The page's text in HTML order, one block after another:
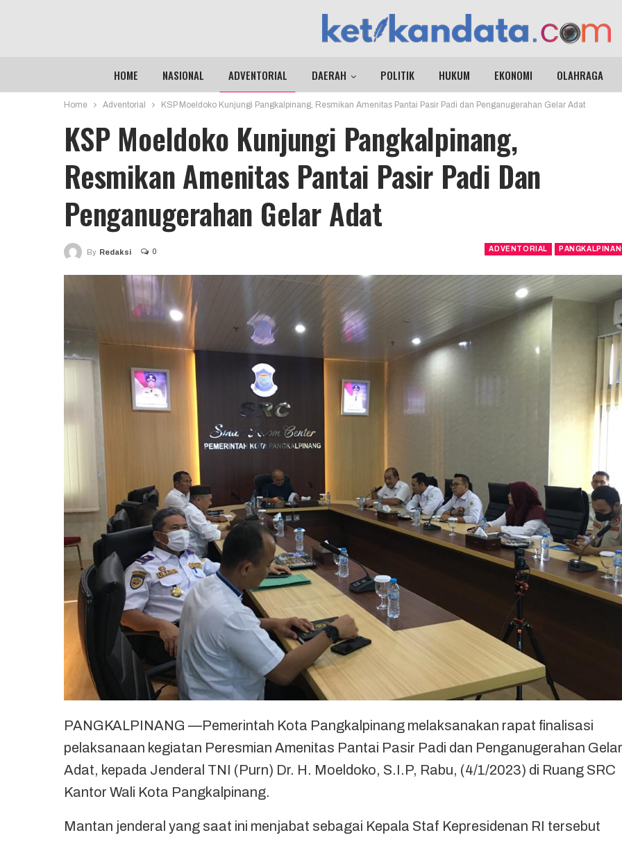
HOME NASIONAL ADVENTORIAL DAERAH POLITIK HUKUM EKONOMI OLAHRAGA
Home Adventorial KSP Moeldoko Kunjungi Pangkalpinang, Resmikan Amenitas Pantai Pasir Padi dan Penganugerahan Gelar Adat
KSP Moeldoko Kunjungi Pangkalpinang,
Resmikan Amenitas Pantai Pasir Padi Dan
Penganugerahan Gelar Adat
ADVENTORIAL
By Redaksi 0
PANGKALPINANG —Pemerintah Kota Pangkalpinang melaksanakan rapat finalisasi
pelaksanaan kegiatan Peresmian Amenitas Pantai Pasir Padi dan Penganugerahan Gelar
Adat, kepada Jenderal TNI (Purn) Dr. H. Moeldoko, S.I.P, Rabu, (4/1/2023) di Ruang SRC
Kantor Wali Kota Pangkalpinang.
Mantan jenderal yang saat ini menjabat sebagai Kepala Staf Kepresidenan RI tersebut